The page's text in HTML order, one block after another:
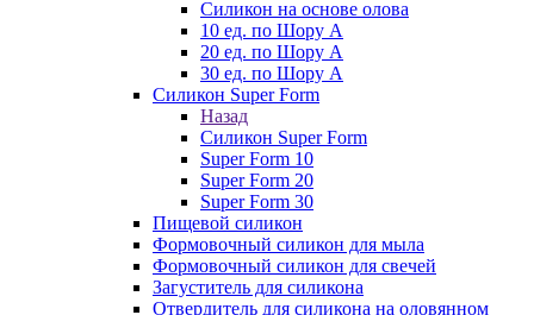
Силикон на основе олова
10 ед. по Шору А
20 ед. по Шору А
30 ед. по Шору А
Силикон Super Form
Назад
Силикон Super Form
Super Form 10
Super Form 20
Super Form 30
Пищевой силикон
Формовочный силикон для мыла
Формовочный силикон для свечей
Загуститель для силикона
Отвердитель для силикона на оловянном